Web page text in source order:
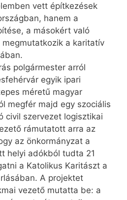
vett építkezések
hanem a
a másokért való
a karitatív
polgármester arról
egyik ipari
méretű magyar
megfér majd egy szociális
civil szervezet logisztikai
rámutatott arra az
az önkormányzat a
helyi adókból tudta 21
a Katolikus Karitászt a
A projektet
vezető mutatta be: a